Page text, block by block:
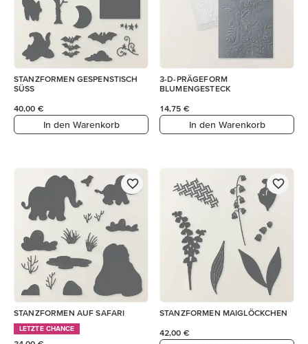
STANZFORMEN GESPENSTISCH
SÜSS
40,00 €
In den Warenkorb
3-D-PRÄGEFORM
BLUMENGESTECK
14,75 €
In den Warenkorb
STANZFORMEN AUF SAFARI
LETZTE CHANCE
STANZFORMEN MAIGLÖCKCHEN
42,00 €